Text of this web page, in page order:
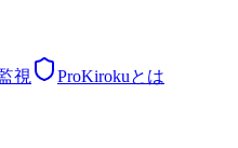
視 ProKirokuとは